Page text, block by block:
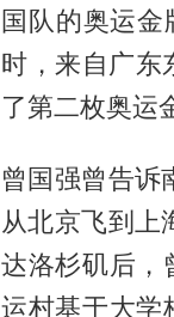
国队的奥运金
时，来自广东
了第二枚奥运
曾国强曾告诉
从北京飞到上
达洛杉矶后，
运村基于大学